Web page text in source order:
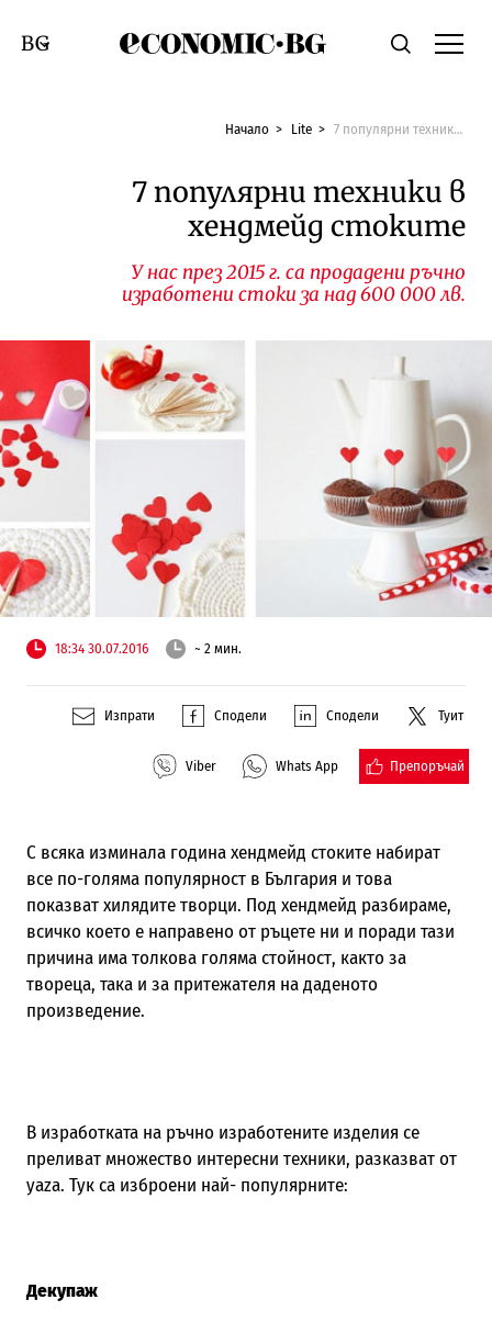
Economic.bgТърсене
Смяна на език
Начало Lite 7 популярни техники в хендмейд стоките
7 популярни техники в
хендмейд стоките
У нас през 2015 г. са продадени ръчно
изработени стоки за над 600 000 лв.
18:34 30.07.2016 ~ 2 мин.
Изпрати Сподели Сподели Туит
Viber Whats App Препоръчай
С всяка изминала година хендмейд стоките набират
все по-голяма популярност в България и това
показват хилядите творци. Под хендмейд разбираме,
всичко което е направено от ръцете ни и поради тази
причина има толкова голяма стойност, както за
твореца, така и за притежателя на даденото
произведение.
В изработката на ръчно изработените изделия се
преливат множество интересни техники, разказват от
yaza. Тук са изброени най- популярните:
Декупаж